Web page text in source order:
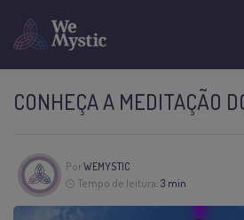
CONHEÇA A MEDITAÇÃO
PorWEMYSTIC
Tempo de leitura: 3 min